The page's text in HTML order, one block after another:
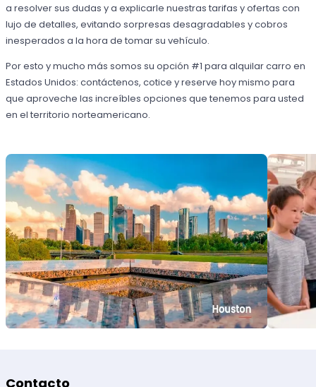
a resolver sus dudas y a explicarle nuestras tarifas y ofertas con
lujo de detalles, evitando sorpresas desagradables y cobros
inesperados a la hora de tomar su vehículo.
Por esto y mucho más somos su opción #1 para alquilar carro en
Estados Unidos: contáctenos, cotice y reserve hoy mismo para
que aproveche las increíbles opciones que tenemos para usted
en el territorio norteamericano.
Contacto